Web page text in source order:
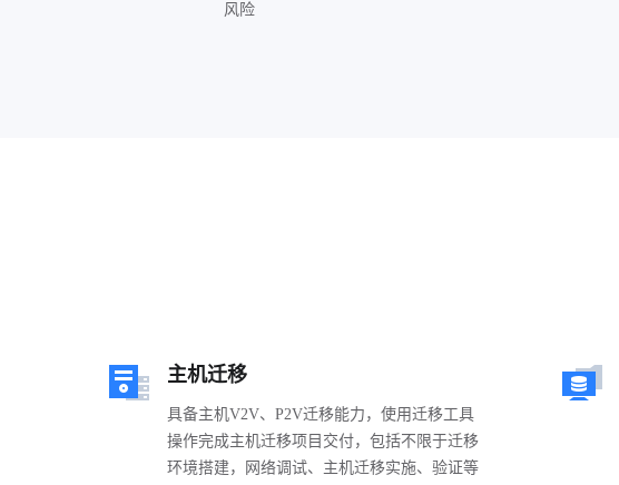
风险
主机迁移
具备主机V2V、P2V迁移能力，使用迁移工具
操作完成主机迁移项目交付，包括不限于迁移
环境搭建，网络调试、主机迁移实施、验证等